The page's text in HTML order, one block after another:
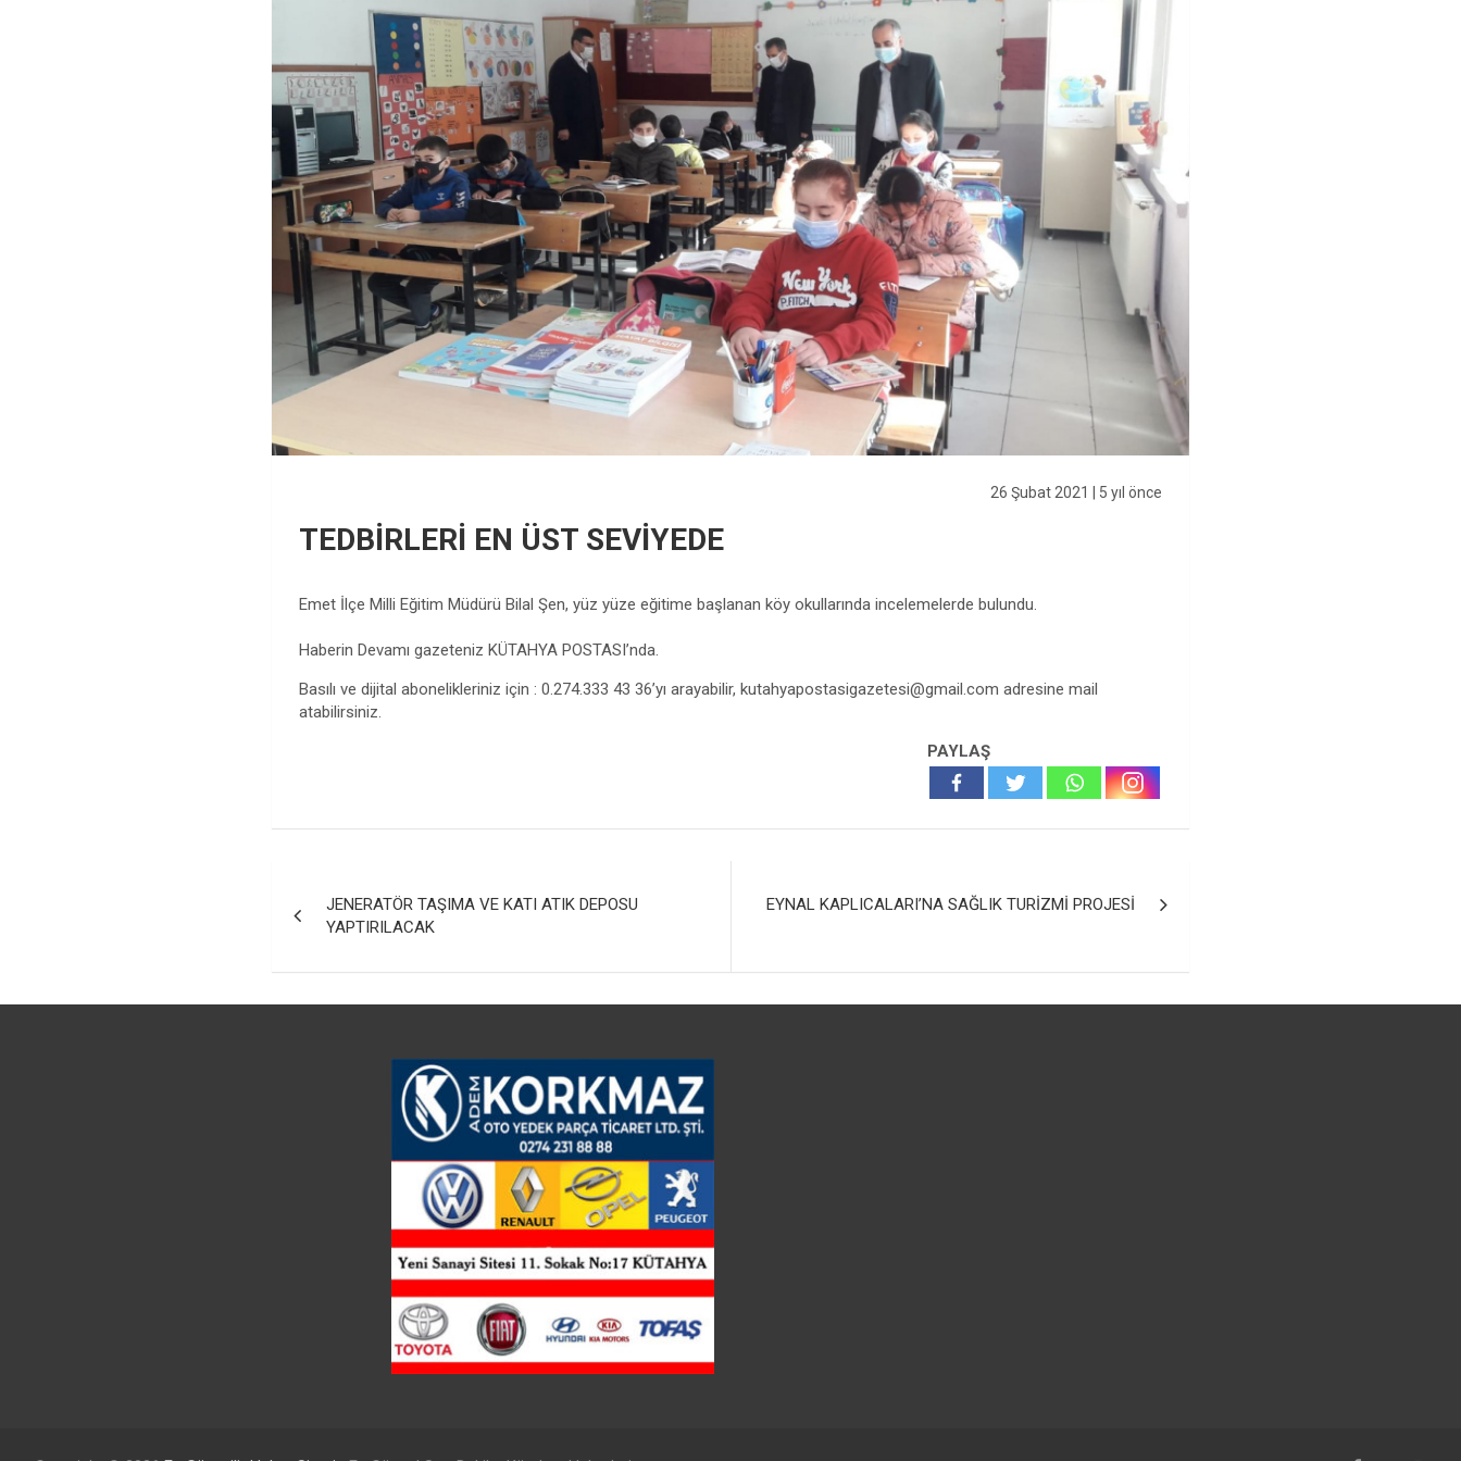
26 Şubat 2021 | 5 yıl önce
TEDBİRLERİ EN ÜST SEVİYEDE
Emet İlçe Milli Eğitim Müdürü Bilal Şen, yüz yüze eğitime başlanan köy okullarında incelemelerde bulundu.
Haberin Devamı gazeteniz KÜTAHYA POSTASI’nda.
Basılı ve dijital abonelikleriniz için : 0.274.333 43 36’yı arayabilir,kutahyapostasigazetesi@gmail.com adresine mail
atabilirsiniz.
PAYLAŞ
gezinmesi
JENERATÖR TAŞIMA VE KATI ATIK DEPOSU
YAPTIRILACAK
EYNAL KAPLICALARI’NA SAĞLIK TURİZMİ PROJESİ